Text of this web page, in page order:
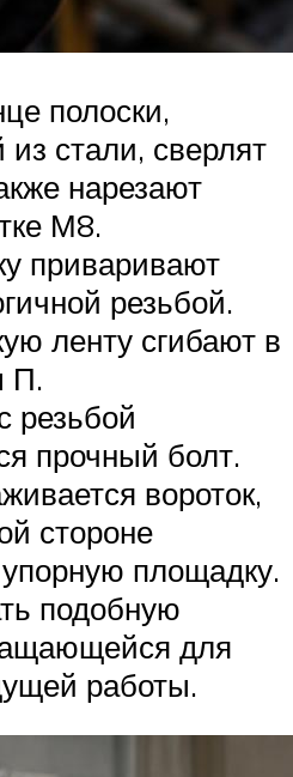
полоски,
стали, сверлят
нарезают
М8.
приваривают
резьбой.
ленту сгибают в
П.
резьбой
прочный болт.
вороток,
стороне
площадку.
подобную
для
работы.